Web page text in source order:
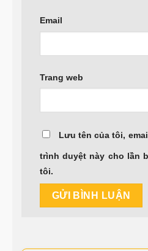
Email
Trang web
Lưu tên của tôi,
trình duyệt này cho lần
tôi.